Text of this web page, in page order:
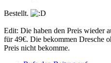
Bestellt.
Edit: Die haben den Preis wieder
für 49€. Die bekommen Dresche
Preis nicht bekomme.